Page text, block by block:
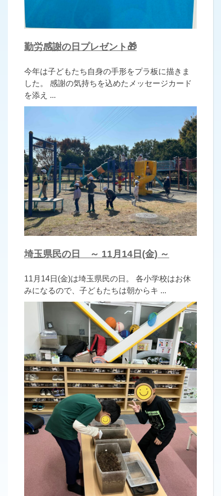
勤労感謝の日プレゼント🎁
今年は子どもたち自身の手形をプラ板に描きま
した。 感謝の気持ちを込めたメッセージカード
を添え ...
埼玉県民の日 ～ 11月14日(金) ～
11月14日(金)は埼玉県民の日。 各小学校はお休
みになるので、子どもたちは朝からキ ...